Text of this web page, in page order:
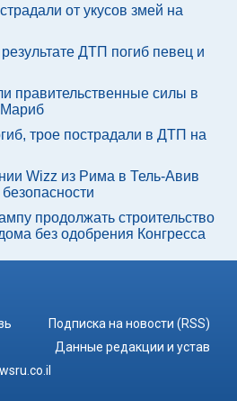
от укусов змей на
ДТП погиб певец и
правительственные силы в
Мариб
трое пострадали в ДТП на
Wizz из Рима в Тель-Авив
продолжать строительство
без одобрения Конгресса
Подписка на новости (RSS)
Данные редакции и устав